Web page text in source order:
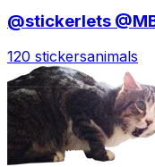
@stickerlets
120 stickersanimals